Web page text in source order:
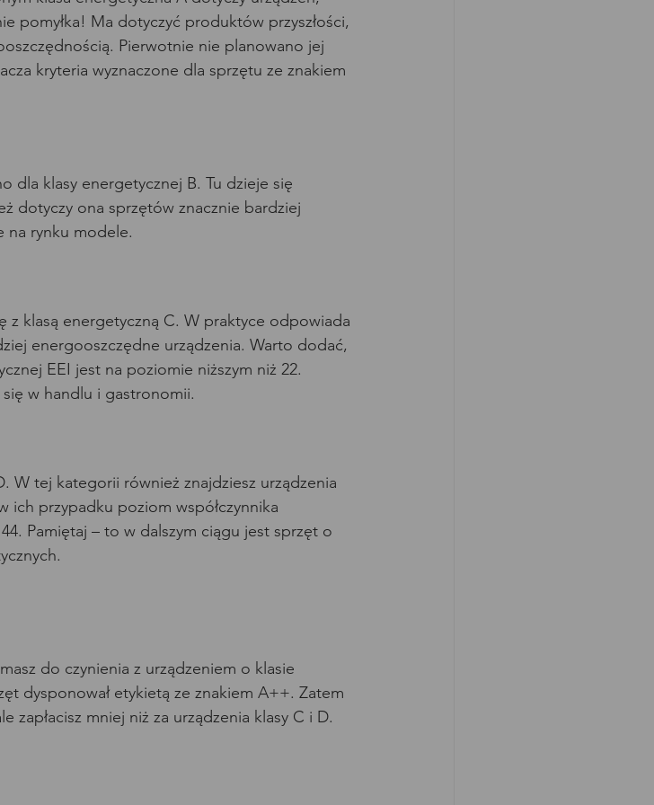
pomyłka! Ma dotyczyć produktów przyszłości,
Pierwotnie nie planowano jej
kryteria wyznaczone dla sprzętu ze znakiem
dla klasy energetycznej B. Tu dzieje się
dotyczy ona sprzętów znacznie bardziej
na rynku modele.
z klasą energetyczną C. W praktyce odpowiada
energooszczędne urządzenia. Warto dodać,
EEI jest na poziomie niższym niż 22.
się w handlu i gastronomii.
W tej kategorii również znajdziesz urządzenia
ich przypadku poziom współczynnika
Pamiętaj – to w dalszym ciągu jest sprzęt o
do czynienia z urządzeniem o klasie
dysponował etykietą ze znakiem A++. Zatem
mniej niż za urządzenia klasy C i D.